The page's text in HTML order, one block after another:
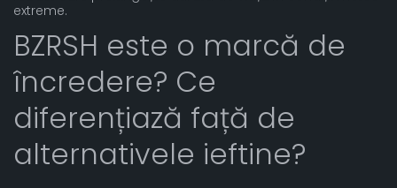
extreme.
BZRSH este o marcă de
încredere? Ce
diferențiază față de
alternativele ieftine?